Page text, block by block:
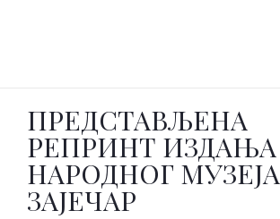
ПРЕДСТАВЉЕНА
РЕПРИНТ ИЗДАЊА
НАРОДНОГ МУЗЕЈА
ЗАЈЕЧАР